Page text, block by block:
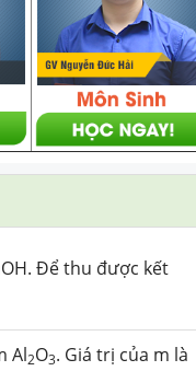
Để thu được kết
Al2O3. Giá trị của m là